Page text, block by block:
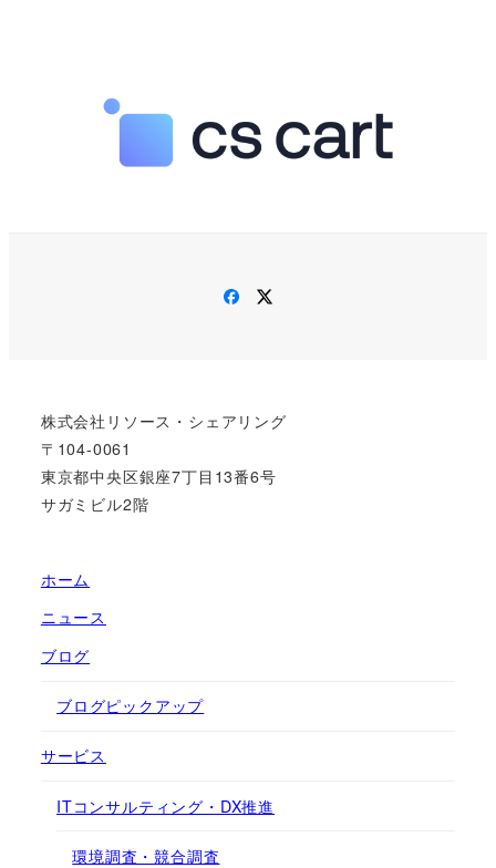
Facebook
株式会社リソース・シェアリング
〒104-0061
東京都中央区銀座7丁目13番6号
サガミビル2階
ホーム
ニュース
ブログ
ブログピックアップ
サービス
ITコンサルティング・DX推進
環境調査・競合調査